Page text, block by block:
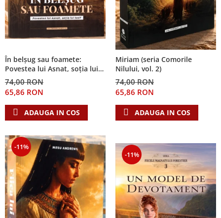
În belșug sau foamete:
Povestea lui Asnat, soția lui
Iosif (Seria Cronicile Egiptului,
vol. 2)
74,00 RON
65,86 RON
ADAUGA IN COS
Miriam (seria Comorile
Nilului, vol. 2)
74,00 RON
65,86 RON
ADAUGA IN COS
-11%
-11%